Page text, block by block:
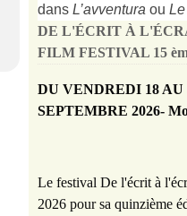
dans L’avventura ou
DE L'ÉCRIT À
FILM FESTIVAL 15
DU VENDREDI 18 AU
SEPTEMBRE 2026-
Le festival De l'écrit à
2026 pour sa quinzième